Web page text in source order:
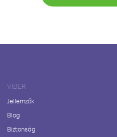
VIBER
Jellemzők
Blog
Biztonság